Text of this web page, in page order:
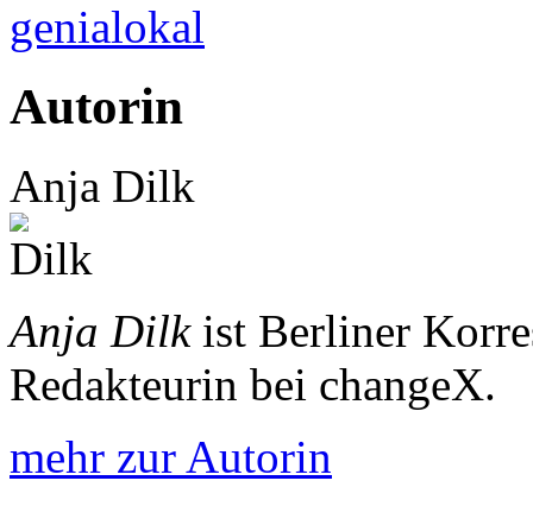
genialokal
Autorin
Anja Dilk
Anja Dilkist Berliner
Redakteurin bei changeX.
mehr zur Autorin